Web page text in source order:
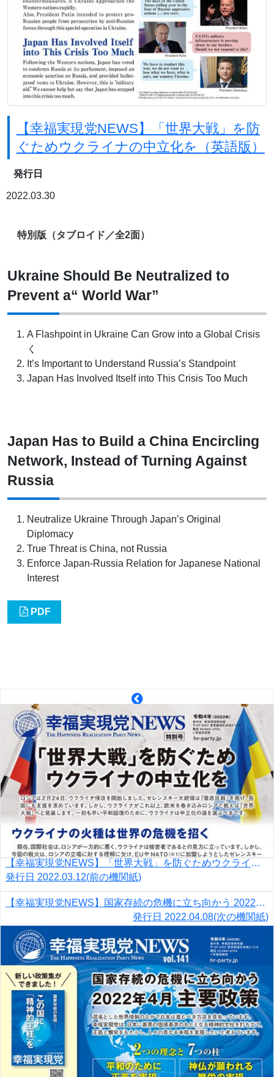
【幸福実現党NEWS】「世界大戦」を防
ぐためウクライナの中立化を（英語版）
発行日
2022.03.30
特別版（タブロイド／全2面）
Ukraine Should Be Neutralized to
Prevent a“ World War”
A Flashpoint in Ukraine Can Grow into a Global Crisis
く
It’s Important to Understand Russia’s Standpoint
Japan Has Involved Itself into This Crisis Too Much
Japan Has to Build a China Encircling
Network, Instead of Turning Against
Russia
Neutralize Ukraine Through Japan’s Original
Diplomacy
True Threat is China, not Russia
Enforce Japan-Russia Relation for Japanese National
Interest
PDF
【幸福実現党NEWS】「世界大戦」を防ぐためウクライナの中立化を
発行日 2022.03.12(前の機関紙)
【幸福実現党NEWS】国家存続の危機に立ち向かう 2022年4月 主要政策
発行日 2022.04.08(次の機関紙)